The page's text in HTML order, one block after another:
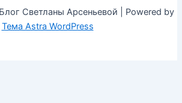
Светланы Арсеньевой | Powered by
Тема Astra WordPress